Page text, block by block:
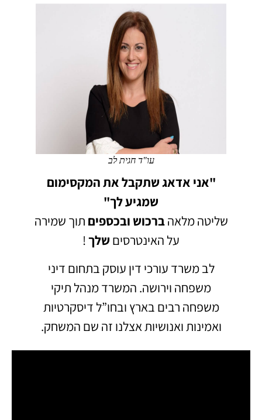
עו"ד חגית לב
"אני אדאג שתקבל את המקסימום
שמגיע לך"
שליטה מלאהברכוש ובכספים תוך שמירה
על האינטרסים שלך!
לב משרד עורכי דין עוסק בתחום דיני
משפחה וירושה. המשרד מנהל תיקי
משפחה רבים בארץ ובחו”ל דיסקרטיות
ואמינות ואנושיות אצלנו זה שם המשחק.